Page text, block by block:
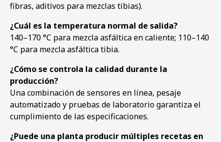
fibras, aditivos para mezclas tibias).
¿Cuál es la temperatura normal de salida?
140–170 °C para mezcla asfáltica en caliente; 110–140
°C para mezcla asfáltica tibia.
¿Cómo se controla la calidad durante la
producción?
Una combinación de sensores en línea, pesaje
automatizado y pruebas de laboratorio garantiza el
cumplimiento de las especificaciones.
¿Puede una planta producir múltiples recetas en